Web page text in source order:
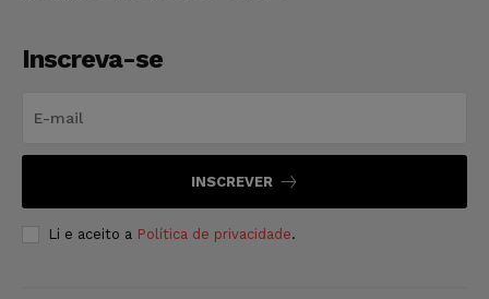
Inscreva-se
INSCREVER
Li e aceito a Política de privacidade.